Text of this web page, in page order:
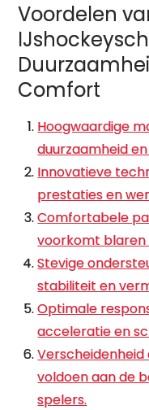
Voordelen
Comfort
Hoogwaardige
duurzaamheid
Innovatieve
prestaties en
Comfortabele
voorkomt blaren
Stevige
stabiliteit en
Optimale
acceleratie en
voldoen aan de
spelers.